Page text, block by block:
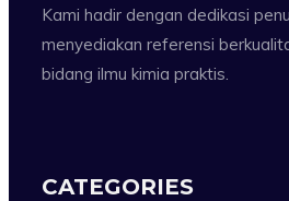
Kami hadir dengan dedikasi
menyediakan referensi
bidang ilmu kimia praktis.
CATEGORIES